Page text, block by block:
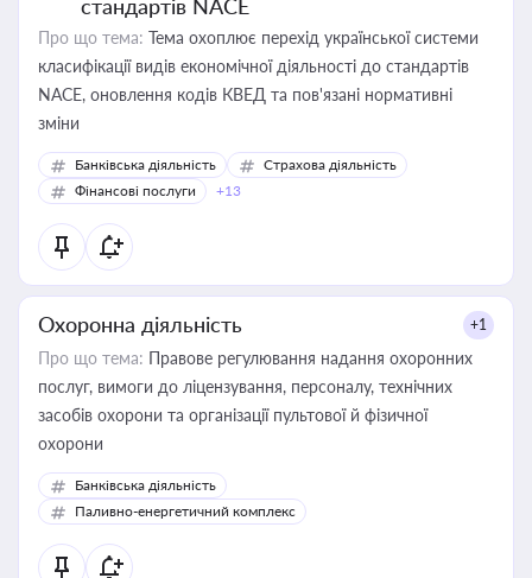
стандартів NACE
Про що тема: Тема охоплює перехід української системи
класифікації видів економічної діяльності до стандартів
NACE, оновлення кодів КВЕД та пов'язані нормативні
зміни
Банківська діяльність
Страхова діяльність
Фінансові послуги
+13
Охоронна діяльність +1
Про що тема: Правове регулювання надання охоронних
послуг, вимоги до ліцензування, персоналу, технічних
засобів охорони та організації пультової й фізичної
охорони
Банківська діяльність
Паливно-енергетичний комплекс